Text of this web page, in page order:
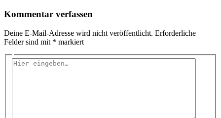
Kommentar verfassen
Deine E-Mail-Adresse wird nicht veröffentlicht. Erforderliche
Felder sind mit * markiert
Hier